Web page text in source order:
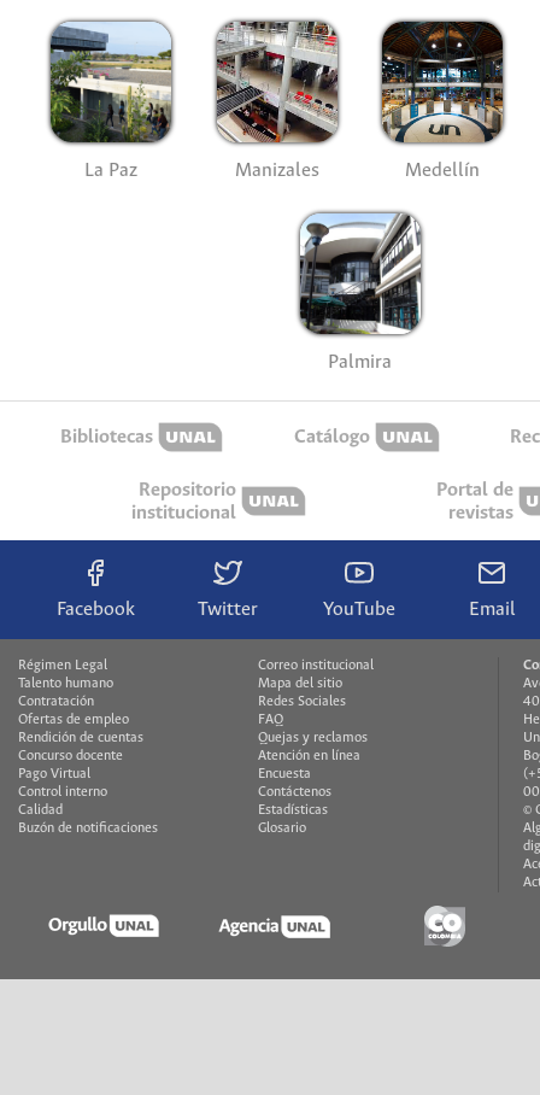
La Paz Manizales Medellín
Palmira
Bibliotecas Catálogo
Repositorio
institucional
Portal de
revistas
Facebook Twitter YouTube Email
Régimen Legal
Talento humano
Contratación
Ofertas de empleo
Rendición de cuentas
Concurso docente
Pago Virtual
Control interno
Calidad
Buzón de notificaciones
Correo institucional
Mapa del sitio
Redes Sociales
FAQ
Quejas y reclamos
Atención en línea
Encuesta
Contáctenos
Estadísticas
Glosario
©